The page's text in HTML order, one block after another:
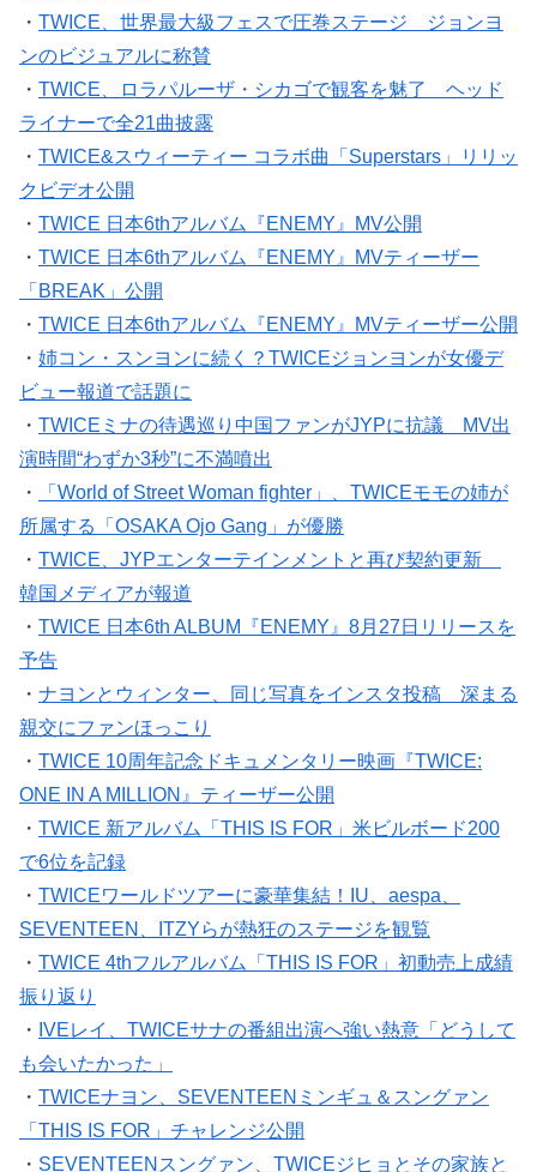
・ TWICE、世界最大級フェスで圧巻ステージ ジョンヨ
ンのビジュアルに称賛
・ TWICE、ロラパルーザ・シカゴで観客を魅了 ヘッド
ライナーで全21曲披露
・ TWICE&スウィーティー コラボ曲「Superstars」リリッ
クビデオ公開
・ TWICE 日本6thアルバム『ENEMY』MV公開
・ TWICE 日本6thアルバム『ENEMY』MVティーザー
「BREAK」公開
・ TWICE 日本6thアルバム『ENEMY』MVティーザー公開
・ 姉コン・スンヨンに続く？TWICEジョンヨンが女優デ
ビュー報道で話題に
・ TWICEミナの待遇巡り中国ファンがJYPに抗議 MV出
演時間“わずか3秒”に不満噴出
・
「World of Street Woman fighter」、TWICEモモの姉が
所属する「OSAKA Ojo Gang」が優勝
・ TWICE、JYPエンターテインメントと再び契約更新
韓国メディアが報道
・ TWICE 日本6th ALBUM『ENEMY』8月27日リリースを
予告
・ ナヨンとウィンター、同じ写真をインスタ投稿 深まる
親交にファンほっこり
・ TWICE 10周年記念ドキュメンタリー映画『TWICE:
ONE IN A MILLION』ティーザー公開
・ TWICE 新アルバム「THIS IS FOR」米ビルボード200
で6位を記録
・ TWICEワールドツアーに豪華集結！IU、aespa、
SEVENTEEN、ITZYらが熱狂のステージを観覧
・ TWICE 4thフルアルバム「THIS IS FOR」初動売上成績
振り返り
・ IVEレイ、TWICEサナの番組出演へ強い熱意「どうして
も会いたかった」
・ TWICEナヨン、SEVENTEENミンギュ＆スングァン
「THIS IS FOR」チャレンジ公開
・ SEVENTEENスングァン、TWICEジヒョとその家族と